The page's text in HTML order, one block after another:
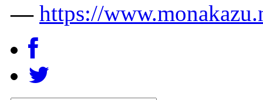
— https://